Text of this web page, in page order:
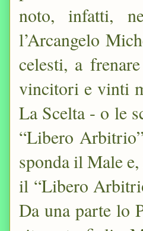
noto, infatti,
l’Arcangelo
celesti, a
vincitori e vinti
La Scelta - o le
“Libero
sponda il Male
il “Libero
Da una parte lo